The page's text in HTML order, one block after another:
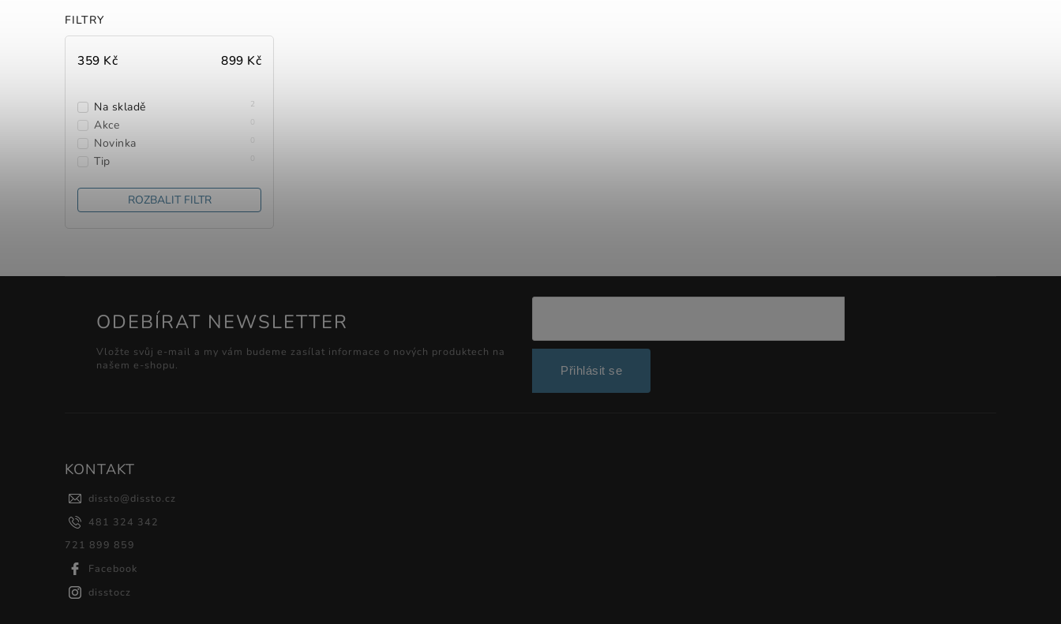
FILTRY
359 Kč 899 Kč
Na skladě 2
Akce
Novinka
Tip
ROZBALIT FILTR
ODEBÍRAT NEWSLETTER
Vložte svůj e-mail a my vám budeme zasílat informace o nových produktech na
našem e-shopu.
Přihlásit se
KONTAKT
dissto@dissto.cz
481 324 342
721 899 859
Facebook
disstocz